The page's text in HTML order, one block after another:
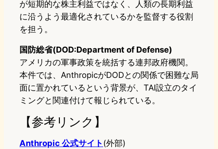
が短期的な株主利益ではなく、人類の長期利益
に沿うよう最適化されているかを監督する役割
を担う。
国防総省(DOD:Department of Defense)
アメリカの軍事政策を統括する連邦政府機関。
本件では、AnthropicがDODとの関係で困難な局
面に置かれているという背景が、TAI設立のタイ
ミングと関連付けて報じられている。
【参考リンク】
Anthropic 公式サイト (外部)